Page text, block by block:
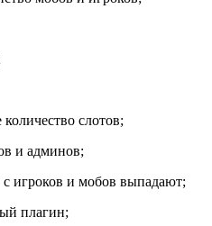
слотов;
и админов;
игроков и мобов выпадают;
плагин;